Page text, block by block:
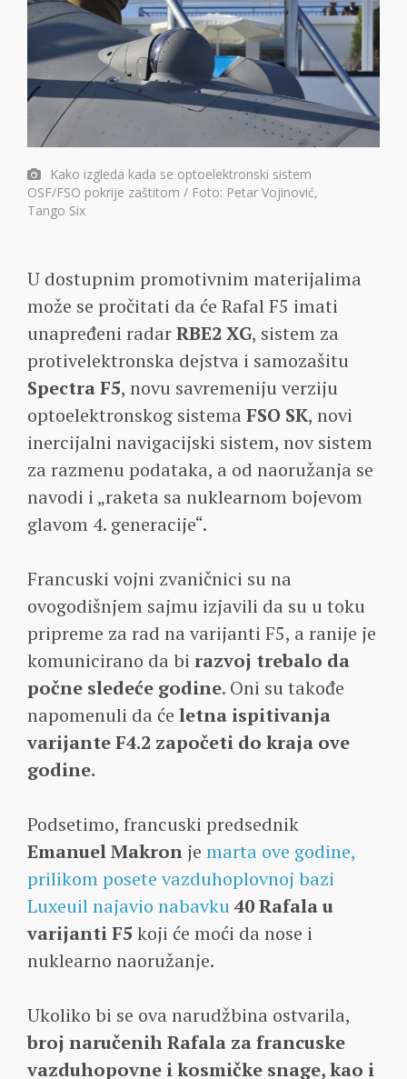
Kako izgleda kada se optoelektronski sistem
OSF/FSO pokrije zaštitom / Foto: Petar Vojinović,
Tango Six
U dostupnim promotivnim materijalima
može se pročitati da će Rafal F5 imati
unapređeni radarRBE2 XG, sistem za
protivelektronska dejstva i samozašitu
Spectra F5, novu savremeniju verziju
optoelektronskog sistema FSO SK, novi
inercijalni navigacijski sistem, nov sistem
za razmenu podataka, a od naoružanja se
navodi i „raketa sa nuklearnom bojevom
glavom 4. generacije“.
Francuski vojni zvaničnici su na
ovogodišnjem sajmu izjavili da su u toku
pripreme za rad na varijanti F5, a ranije je
komunicirano da bi razvoj trebalo da
počne sledeće godine. Oni su takođe
napomenuli da će letna ispitivanja
varijante F4.2 započeti do kraja ove
godine.
Podsetimo, francuski predsednik
Emanuel Makron je marta ove godine,
prilikom posete vazduhoplovnoj bazi
Luxeuil najavio nabavku40 Rafala u
varijanti F5 koji će moći da nose i
nuklearno naoružanje.
Ukoliko bi se ova narudžbina ostvarila,
broj naručenih Rafala za francuske
vazduhopovne i kosmičke snage, kao i